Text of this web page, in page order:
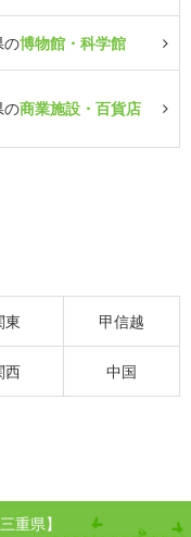
の博物館・科学館
の商業施設・百貨店
東 甲信越
西 中国
重県】